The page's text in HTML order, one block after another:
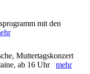
mit den
Muttertagskonzert
ab 16 Uhr mehr